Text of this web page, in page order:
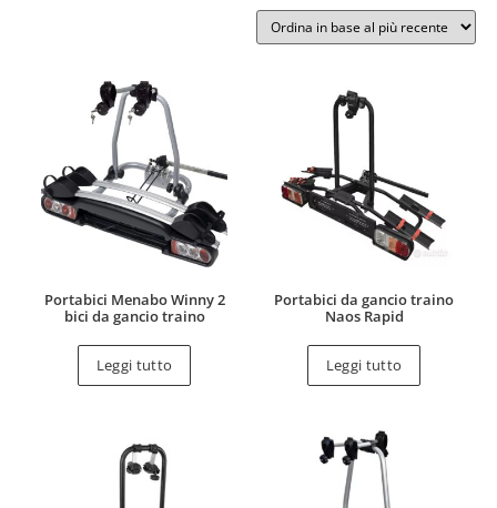
Portabici Menabo Winny 2
bici da gancio traino
Leggi tutto
Portabici da gancio traino
Naos Rapid
Leggi tutto